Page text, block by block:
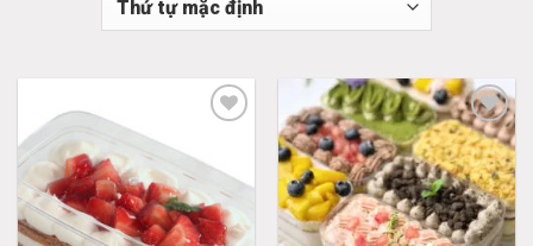
wishlist
Add
to
wishlist